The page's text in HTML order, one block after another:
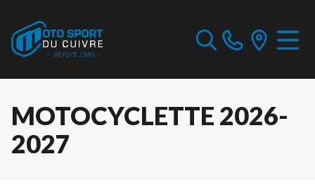
MOTOCYCLETTE 2026-
2027